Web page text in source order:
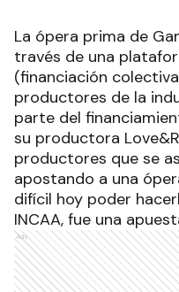
La ópera prima de
través de una
(financiación
productores de la
parte del
su productora
productores que se
apostando a una
difícil hoy poder
INCAA, fue una
Ads